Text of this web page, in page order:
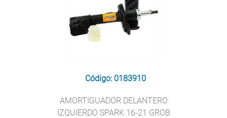
Código: 0183910
AMORTIGUADOR DELANTERO
IZQUIERDO SPARK 16-21 GROB